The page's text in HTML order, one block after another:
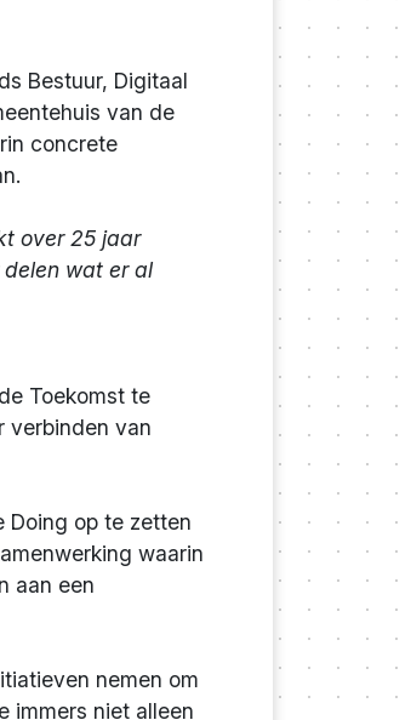
Bestuur, Digitaal
van de
concrete
over 25 jaar
wat er al
Toekomst te
verbinden van
Doing op te zetten
waarin
aan een
nemen om
immers niet alleen